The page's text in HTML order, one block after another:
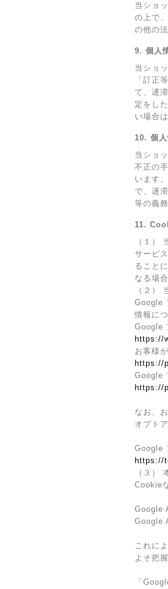
当ショ
の上で
の他の
9. 個人
当ショ
「訂正
て、遅
定をし
い場合
10. 個
当ショ
不正の
います
で、遅
等の義
11.
（１）
サービ
ること
なる場
（２）
Google
情報に
Google
https://
お客様
https://
Google
https://
なお、
オプト
Google
https://
（３）
Cookie
Google
Google
これに
よそ把
「